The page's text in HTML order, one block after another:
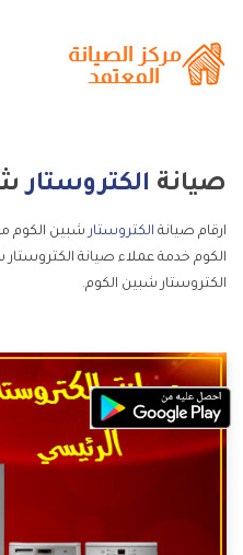
صيانة الكتروستار
ارقام صيانة الكتروستار شبين الكوم
الكوم خدمة عملاء صيانة
الكتروستار شبين الكوم.